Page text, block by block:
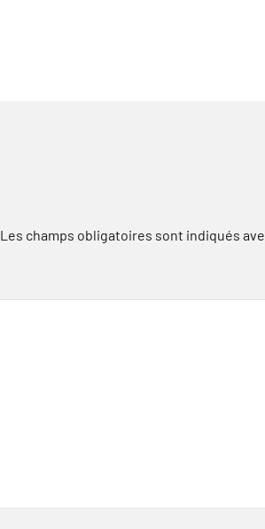
Les champs obligatoires sont indiqués